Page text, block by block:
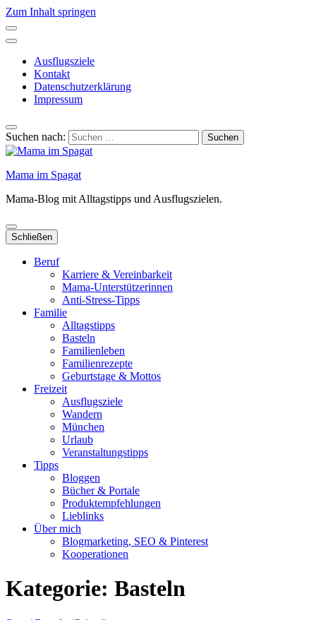
Zum Inhalt springen
Ausflugsziele
Kontakt
Datenschutzerklärung
Impressum
Suchen nach:
Mama im Spagat
Mama-Blog mit Alltagstipps und Ausflugszielen.
Schließen
Beruf
Karriere & Vereinbarkeit
Mama-Unterstützerinnen
Anti-Stress-Tipps
Familie
Alltagstipps
Basteln
Familienleben
Familienrezepte
Geburtstage & Mottos
Freizeit
Ausflugsziele
Wandern
München
Urlaub
Veranstaltungstipps
Tipps
Bloggen
Bücher & Portale
Produktempfehlungen
Lieblinks
Über mich
Blogmarketing, SEO & Pinterest
Kooperationen
Kategorie: Basteln